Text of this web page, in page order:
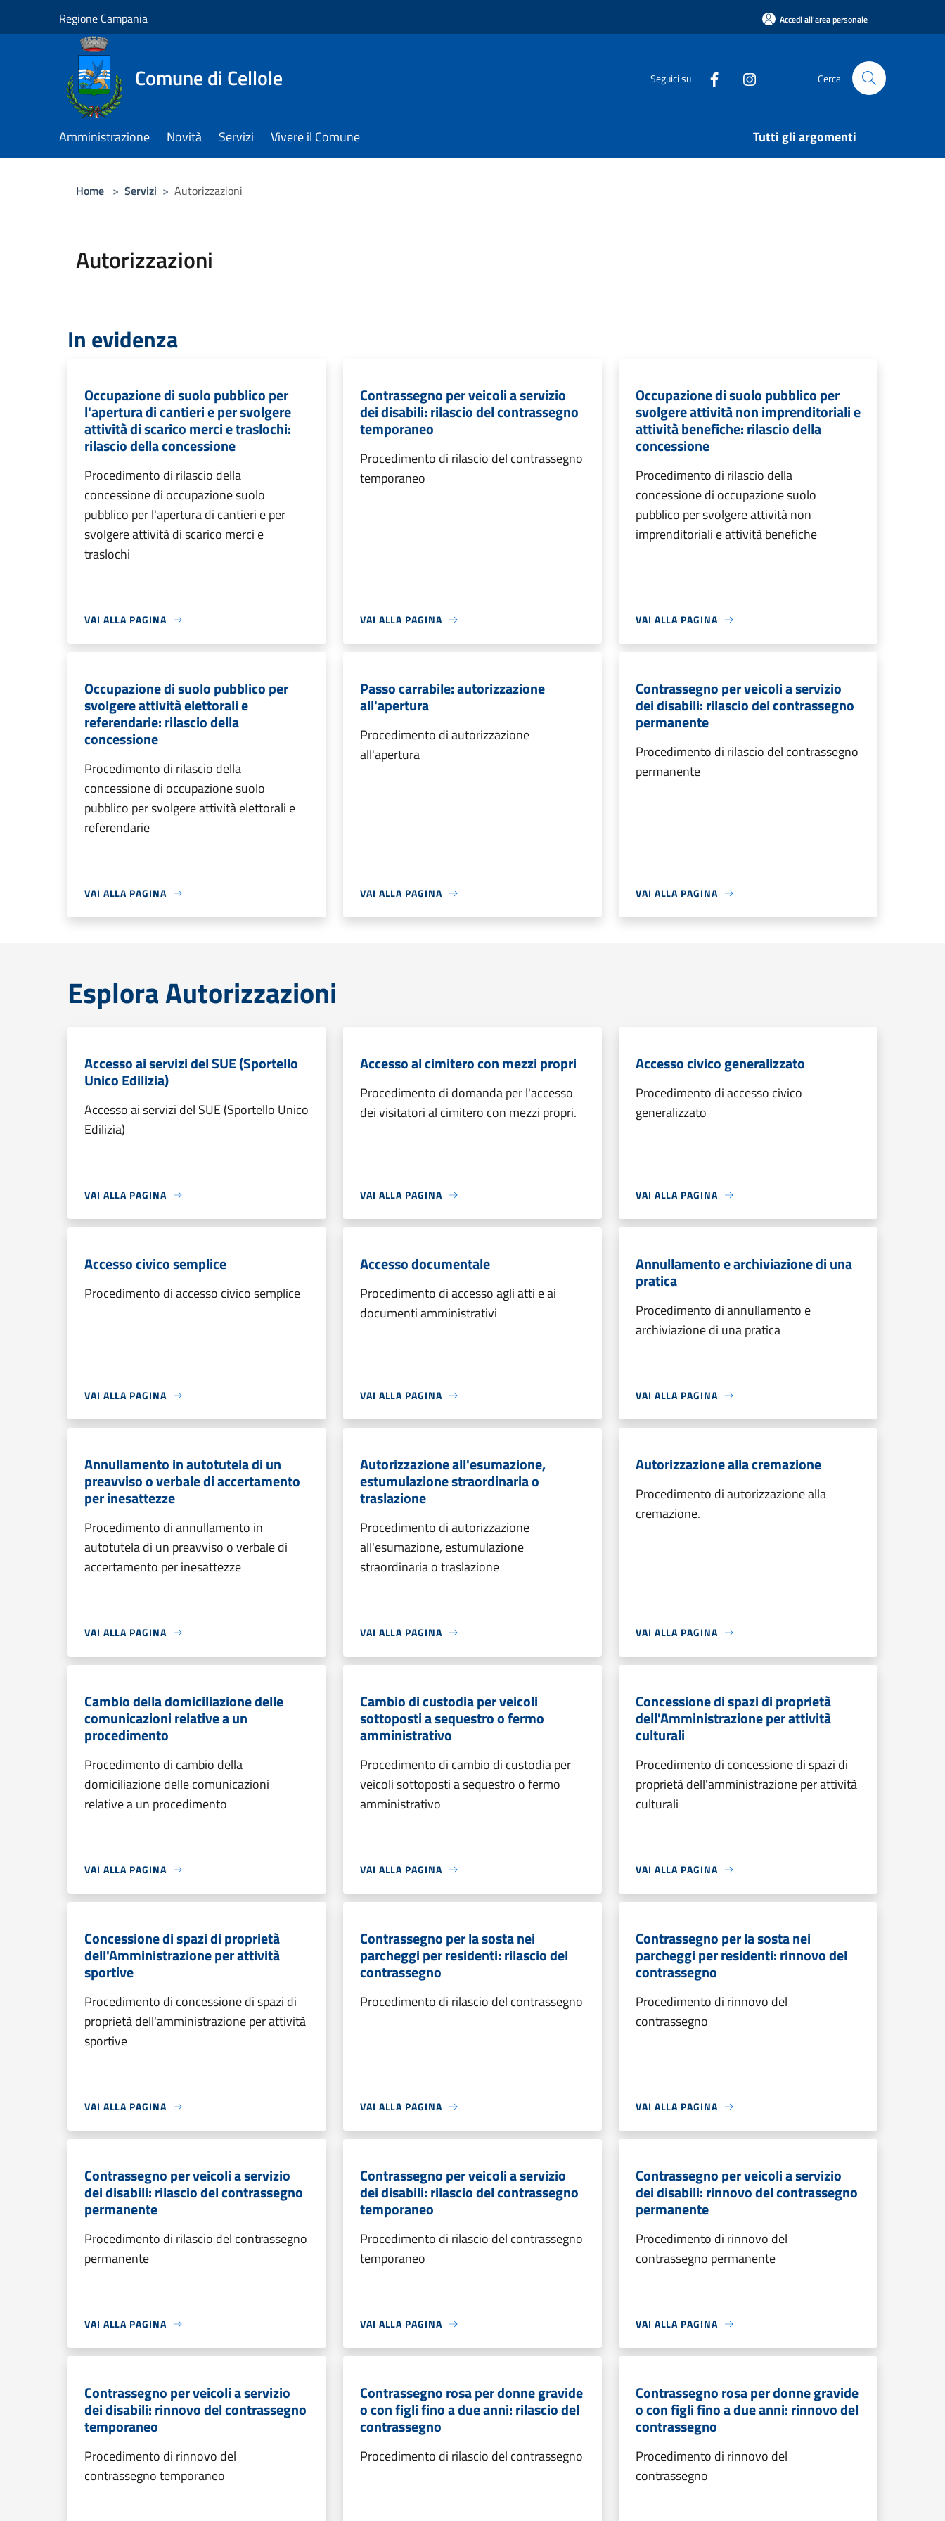
Regione Campania Accedi all'area personale
Comune di Cellole Seguici su Cerca
Amministrazione Novità Servizi Vivere il Comune Tutti gli argomenti
Home > Servizi > Autorizzazioni
Autorizzazioni
In evidenza
Occupazione di suolo pubblico per
l'apertura di cantieri e per svolgere
attività di scarico merci e traslochi:
rilascio della concessione
Procedimento di rilascio della
concessione di occupazione suolo
pubblico per l'apertura di cantieri e per
svolgere attività di scarico merci e
traslochi
VAI ALLA PAGINA
Contrassegno per veicoli a servizio
dei disabili: rilascio del contrassegno
temporaneo
Procedimento di rilascio del contrassegno
temporaneo
VAI ALLA PAGINA
Occupazione di suolo pubblico per
svolgere attività non imprenditoriali e
attività benefiche: rilascio della
concessione
Procedimento di rilascio della
concessione di occupazione suolo
pubblico per svolgere attività non
imprenditoriali e attività benefiche
VAI ALLA PAGINA
Occupazione di suolo pubblico per
svolgere attività elettorali e
referendarie: rilascio della
concessione
Procedimento di rilascio della
concessione di occupazione suolo
pubblico per svolgere attività elettorali e
referendarie
VAI ALLA PAGINA
Passo carrabile: autorizzazione
all'apertura
Procedimento di autorizzazione
all'apertura
VAI ALLA PAGINA
Contrassegno per veicoli a servizio
dei disabili: rilascio del contrassegno
permanente
Procedimento di rilascio del contrassegno
permanente
VAI ALLA PAGINA
Esplora Autorizzazioni
Accesso ai servizi del SUE (Sportello
Unico Edilizia)
Accesso ai servizi del SUE (Sportello Unico
Edilizia)
VAI ALLA PAGINA
Accesso al cimitero con mezzi propri
Procedimento di domanda per l'accesso
dei visitatori al cimitero con mezzi propri.
VAI ALLA PAGINA
Accesso civico generalizzato
Procedimento di accesso civico
generalizzato
VAI ALLA PAGINA
Accesso civico semplice
Procedimento di accesso civico semplice
VAI ALLA PAGINA
Accesso documentale
Procedimento di accesso agli atti e ai
documenti amministrativi
VAI ALLA PAGINA
Annullamento e archiviazione di una
pratica
Procedimento di annullamento e
archiviazione di una pratica
VAI ALLA PAGINA
Annullamento in autotutela di un
preavviso o verbale di accertamento
per inesattezze
Procedimento di annullamento in
autotutela di un preavviso o verbale di
accertamento per inesattezze
VAI ALLA PAGINA
Autorizzazione all'esumazione,
estumulazione straordinaria o
traslazione
Procedimento di autorizzazione
all'esumazione, estumulazione
straordinaria o traslazione
VAI ALLA PAGINA
Autorizzazione alla cremazione
Procedimento di autorizzazione alla
cremazione.
VAI ALLA PAGINA
Cambio della domiciliazione delle
comunicazioni relative a un
procedimento
Procedimento di cambio della
domiciliazione delle comunicazioni
relative a un procedimento
VAI ALLA PAGINA
Cambio di custodia per veicoli
sottoposti a sequestro o fermo
amministrativo
Procedimento di cambio di custodia per
veicoli sottoposti a sequestro o fermo
amministrativo
VAI ALLA PAGINA
Concessione di spazi di proprietà
dell'Amministrazione per attività
culturali
Procedimento di concessione di spazi di
proprietà dell'amministrazione per attività
culturali
VAI ALLA PAGINA
Concessione di spazi di proprietà
dell'Amministrazione per attività
sportive
Procedimento di concessione di spazi di
proprietà dell'amministrazione per attività
sportive
VAI ALLA PAGINA
Contrassegno per la sosta nei
parcheggi per residenti: rilascio del
contrassegno
Procedimento di rilascio del contrassegno
VAI ALLA PAGINA
Contrassegno per la sosta nei
parcheggi per residenti: rinnovo del
contrassegno
Procedimento di rinnovo del
contrassegno
VAI ALLA PAGINA
Contrassegno per veicoli a servizio
dei disabili: rilascio del contrassegno
permanente
Procedimento di rilascio del contrassegno
permanente
VAI ALLA PAGINA
Contrassegno per veicoli a servizio
dei disabili: rilascio del contrassegno
temporaneo
Procedimento di rilascio del contrassegno
temporaneo
VAI ALLA PAGINA
Contrassegno per veicoli a servizio
dei disabili: rinnovo del contrassegno
permanente
Procedimento di rinnovo del
contrassegno permanente
VAI ALLA PAGINA
Contrassegno per veicoli a servizio
dei disabili: rinnovo del contrassegno
temporaneo
Procedimento di rinnovo del
contrassegno temporaneo
Contrassegno rosa per donne gravide
o con figli fino a due anni: rilascio del
contrassegno
Procedimento di rilascio del contrassegno
Contrassegno rosa per donne gravide
o con figli fino a due anni: rinnovo del
contrassegno
Procedimento di rinnovo del
contrassegno